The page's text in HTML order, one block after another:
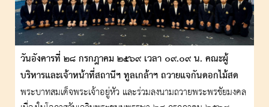
วันอังคารที่ ๒๘ กรกฎาคม ๒๕๖๙ เวลา ๐๙.๐๙ น. คณะผู้
บริหารและเจ้าหน้าที่สถานีฯ ทูลเกล้าฯ ถวายแจกันดอกไม้สด
หน้าพระบรมฉายาลักษณ์
พระบาทสมเด็จพระเจ้าอยู่หัว และร่วมลงนามถวายพระพรชัยมงคล